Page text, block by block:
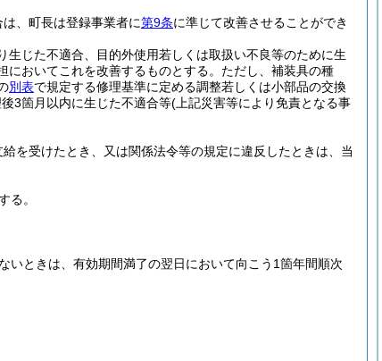
、町長は登録事業者に第9条に準じて改善させることができ
じた不適合、目的外使用若しくは取扱い不良等のために生
おいてこれを改善するものとする。 ただし、補装具の種
別表で規定する修理基準に定める調整若しくは小部品の交換
3箇月以内に生じた不適合等(上記災害等により免責となる事
を受けたとき、又は関係法令等の規定に違反したときは、当
る。
いときは、有効期間満了の翌日において向こう1箇年間順次